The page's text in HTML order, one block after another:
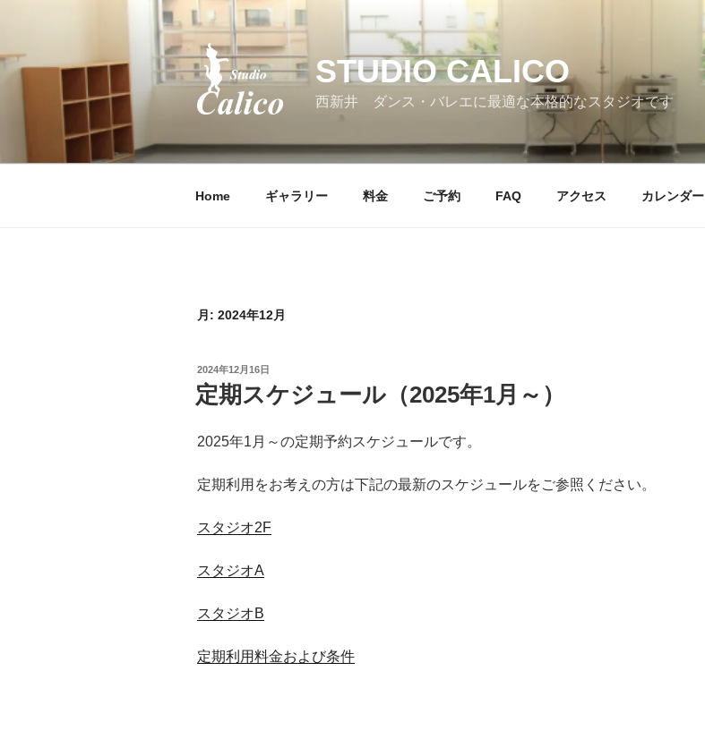
テ
ン
キ
STUDIO CALICO
西新井 ダンス・バレエに最適な本格的なスタジオです
Home ギャラリー 料金 ご予約 FAQ アクセス カレンダー
月: 2024年12月
投
稿
日:
2024年12月16日
定期スケジュール（2025年1月～）
2025年1月～の定期予約スケジュールです。
定期利用をお考えの方は下記の最新のスケジュールをご参照ください。
スタジオ2F
スタジオA
スタジオB
定期利用料金および条件